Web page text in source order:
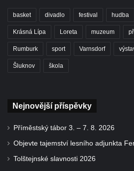
basket divadlo festival hudba
Krásná Lípa Loreta muzeum
Rumburk sport Varnsdorf
Šluknov škola
Nejnovější příspěvky
Příměstský tábor 3. – 7. 8. 2026
Objevte tajemství lesního adjunkta
Tolštejnské slavnosti 2026